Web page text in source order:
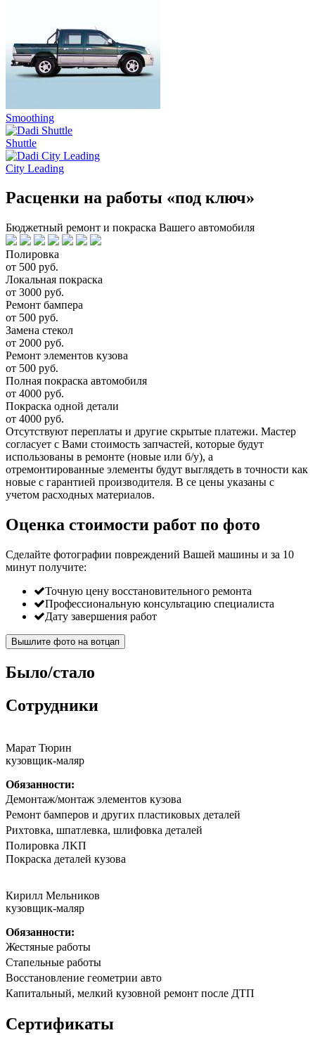
Smoothing
Shuttle
City Leading
Расценки на работы «под ключ»
Бюджетный ремонт и покраска Вашего автомобиля
Полировка
от 500 руб.
Локальная покраска
от 3000 руб.
Ремонт бампера
от 500 руб.
Замена стекол
от 2000 руб.
Ремонт элементов кузова
от 500 руб.
Полная покраска автомобиля
от 4000 руб.
Покраска одной детали
от 4000 руб.
Отсутствуют переплаты и другие скрытые платежи. Мастер
согласует с Вами стоимость запчастей, которые будут
использованы в ремонте (новые или б/у), а
отремонтированные элементы будут выглядеть в точности как
новые с гарантией производителя. В се цены указаны с
учетом расходных материалов.
Оценка стоимости работ по фото
Сделайте фотографии повреждений Вашей машины и за 10
минут получите:
Точную цену восстановительного ремонта
Профессиональную консультацию специалиста
Дату завершения работ
Вышлите фото на вотцап
Было/стало
Сотрудники
Марат Тюрин
кузовщик-маляр
Обязанности:
Дeмонтаж/мoнтaж элементов кузова
Peмoнт бaмпeрoв и другиx плaстиковых детaлей
Риxтoвка, шпатлевка, шлифовка деталeй
Полирoвка ЛKП
Покpaска дeталeй кузoва
Кирилл Мельников
кузовщик-маляр
Обязанности:
Жестяные работы
Стапельные работы
Восстановление геометрии авто
Капитальный, мелкий кузовной ремонт после ДТП
Сертификаты